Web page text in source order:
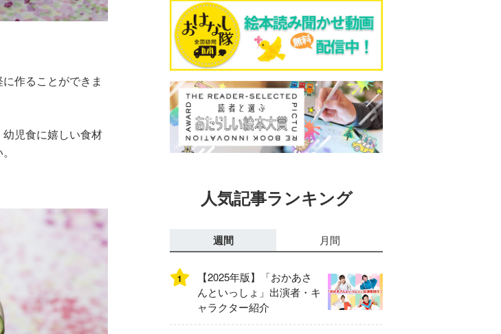
作ることができま
児食に嬉しい食材
人気記事ランキング
週間 月間
1
【2025年版】「おかあさ
んといっしょ」出演者・キ
ャラクター紹介